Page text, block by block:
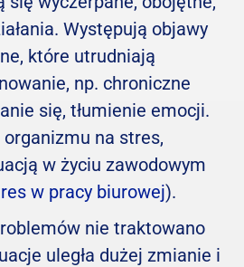
Występują objawy
które utrudniają
np. chroniczne
się, tłumienie emocji.
na stres,
w życiu zawodowym
w pracy biurowej).
nie traktowano
uległa dużej zmianie i